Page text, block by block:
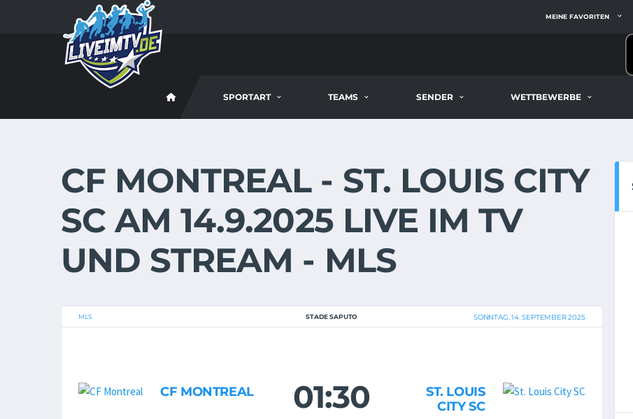
MEINE FAVORITEN
SPORTART TEAMS SENDER WETTBEWERBE
CF MONTREAL - ST. LOUIS CITY
SC AM 14.9.2025 LIVE IM TV
UND STREAM - MLS
MLS STADE SAPUTO SONNTAG, 14. SEPTEMBER 2025
CF MONTREAL 01:30
ST. LOUIS
CITY SC